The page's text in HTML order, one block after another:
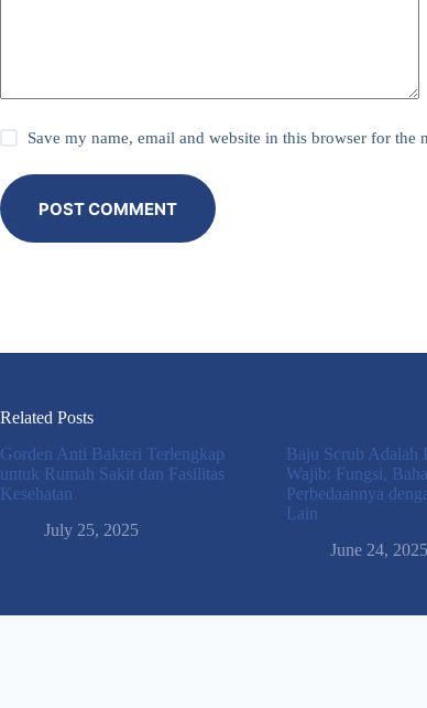
Save my name, email and website in this browser for the
POST COMMENT
Related Posts
Gorden Anti Bakteri Terlengkap
untuk Rumah Sakit dan Fasilitas
Kesehatan
July 25, 2025
Baju Scrub Adalah
Wajib: Fungsi,
Perbedaannya
Lain
June 24, 2025